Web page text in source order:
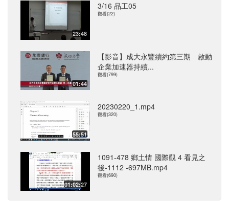
23:48
3/16 品工05
觀看(22)
01:44
【影音】成大永豐續約第三期 啟動
企業加速器持續...
觀看(799)
55:51
20230220_1.mp4
觀看(320)
01:02:27
1091-478 鄉土情 國際觀 4 看見之
後-1112 -697MB.mp4
觀看(690)